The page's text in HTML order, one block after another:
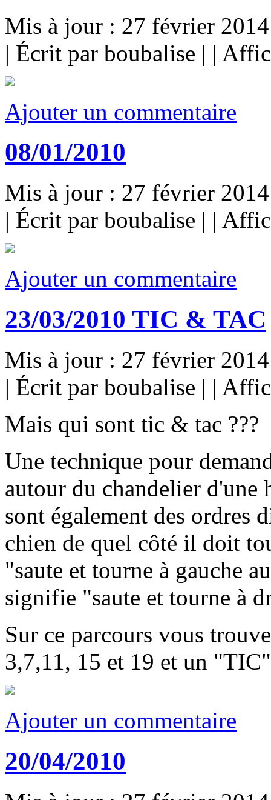
Mis à jour : 27 février 2014
| Écrit par boubalise | |
Ajouter un commentaire
08/01/2010
Mis à jour : 27 février 2014
| Écrit par boubalise | |
Ajouter un commentaire
23/03/2010 TIC & TAC
Mis à jour : 27 février 2014
| Écrit par boubalise | |
Mais qui sont tic & tac ???
Une technique pour
autour du chandelier d'une
sont également des ordres
chien de quel côté il doit
"saute et tourne à gauche
signifie "saute et tourne à
Sur ce parcours vous
3,7,11, 15 et 19 et un
Ajouter un commentaire
20/04/2010